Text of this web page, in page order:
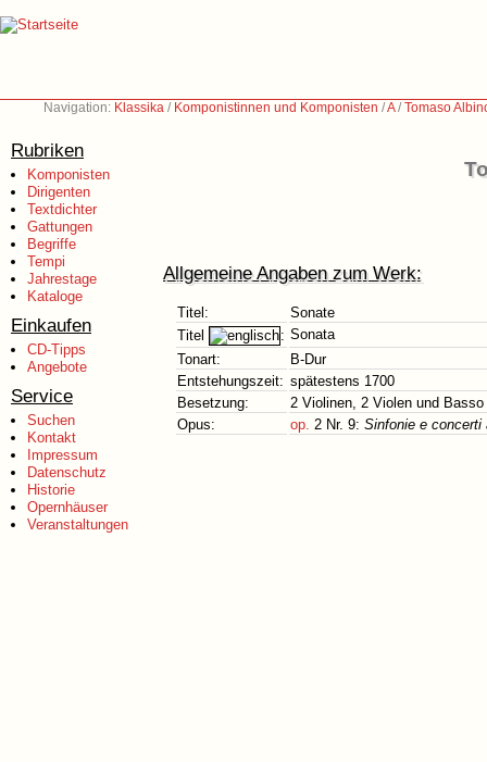
Navigation: Klassika / Komponistinnen und Komponisten /A/Tomaso
Rubriken
Komponisten
Dirigenten
Textdichter
Gattungen
Begriffe
Tempi
Jahrestage
Kataloge
Einkaufen
CD-Tipps
Angebote
Service
Suchen
Kontakt
Impressum
Datenschutz
Historie
Opernhäuser
Veranstaltungen
Allgemeine Angaben zum Werk:
Titel:
Sonate
Titel
: Sonata
Tonart:
B-Dur
Entstehungszeit: spätestens 1700
Besetzung:
2 Violinen, 2 Violen und
Opus:
op. 2 Nr. 9: Sinfonie e concerti